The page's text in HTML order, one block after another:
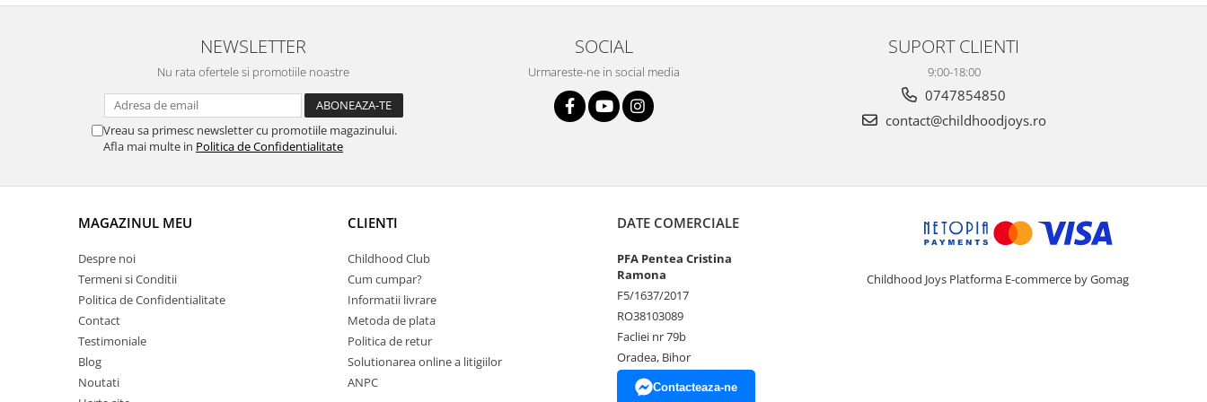
NEWSLETTER
Nu rata ofertele si promotiile noastre
Vreau sa primesc newsletter cu promotiile magazinului.
Afla mai multe in Politica de Confidentialitate
SOCIAL
Urmareste-ne in social media
SUPORT CLIENTI
9:00-18:00
0747854850
contact@childhoodjoys.ro
MAGAZINUL MEU
Despre noi
Termeni si Conditii
Politica de Confidentialitate
Contact
Testimoniale
Blog
Noutati
CLIENTI
Childhood Club
Cum cumpar?
Informatii livrare
Metoda de plata
Politica de retur
Solutionarea online a litigiilor
ANPC
DATE COMERCIALE
PFA Pentea Cristina
Ramona
F5/1637/2017
RO38103089
Facliei nr 79b
Oradea, Bihor
Contacteaza-ne
Childhood Joys Platforma E-commerce by Gomag